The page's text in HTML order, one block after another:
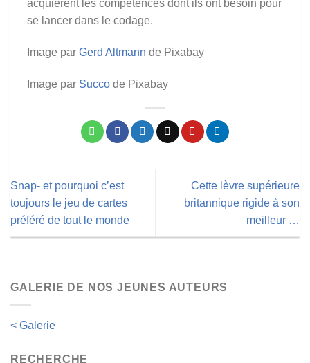
GALERIE DE NOS JEUNES AUTEURS
< Galerie
RECHERCHE
acquièrent les compétences dont ils ont besoin pour
se lancer dans le codage.
Image par Gerd Altmann de Pixabay
Image par Succo de Pixabay
Snap- et pourquoi c’est
toujours le jeu de cartes
préféré de tout le monde
Cette lèvre supérieure
britannique rigide à son
meilleur …